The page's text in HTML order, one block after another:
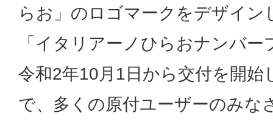
らお」のロゴマークをデザイン
「イタリアーノひらおナンバ
令和2年10月1日から交付を開始
で、多くの原付ユーザーのみな